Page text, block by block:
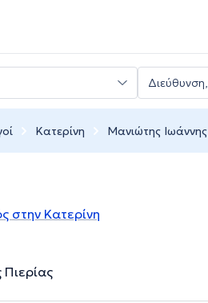
Κατερίνη Μανιώτης Ιωάννης
στην Κατερίνη